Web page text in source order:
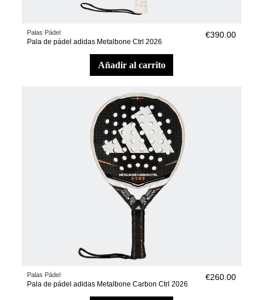
Palas Pádel
Pala de pádel adidas Metalbone Ctrl 2026
€390.00
añadir al carrito
Palas Pádel
Pala de pádel adidas Metalbone Carbon Ctrl 2026
€260.00